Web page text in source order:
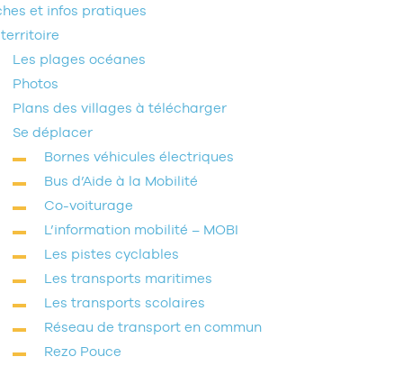
et infos pratiques
Les plages océanes
Photos
Plans des villages à télécharger
Se déplacer
Bornes véhicules électriques
Bus d’Aide à la Mobilité
Co-voiturage
L’information mobilité – MOBI
Les pistes cyclables
Les transports maritimes
Les transports scolaires
Réseau de transport en commun
Rezo Pouce